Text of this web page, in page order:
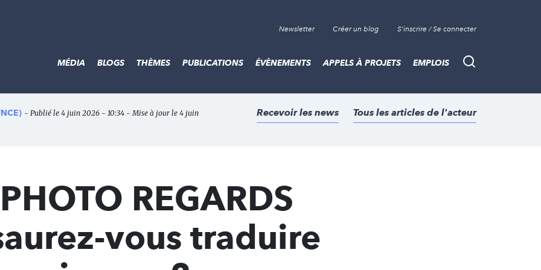
Newsletter Créer un blog S'inscrire / Se connecter
Recherche
MÉDIA BLOGS THÈMES PUBLICATIONS ÉVÈNEMENTS APPELS À PROJETS EMPLOIS
- Publié le 4 juin 2026 - 10:34 - Mise à jour le 4 juin
Recevoir les news Tous les articles de l'acteur
REGARDS
vous traduire